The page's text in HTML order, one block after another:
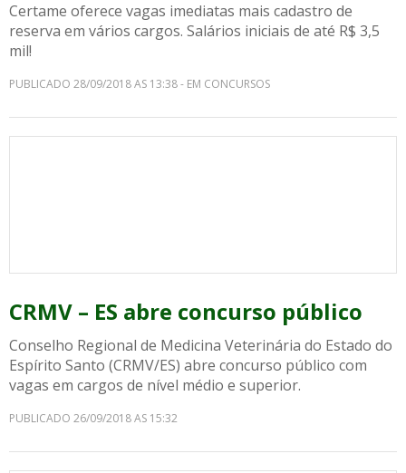
Certame oferece vagas imediatas mais cadastro de
reserva em vários cargos. Salários iniciais de até R$ 3,5
mil!
PUBLICADO 28/09/2018 AS 13:38 - EM CONCURSOS
CRMV – ES abre concurso público
Conselho Regional de Medicina Veterinária do Estado do
Espírito Santo (CRMV/ES) abre concurso público com
vagas em cargos de nível médio e superior.
PUBLICADO 26/09/2018 AS 15:32